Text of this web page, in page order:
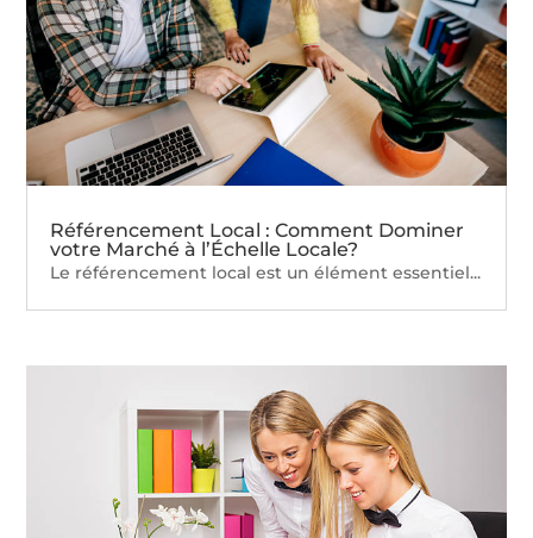
Référencement Local : Comment Dominer
votre Marché à l’Échelle Locale?
Le référencement local est un élément essentiel...